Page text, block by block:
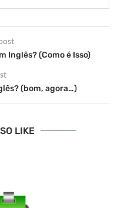
Inglês? (Como é Isso)
(bom, agora…)
LIKE